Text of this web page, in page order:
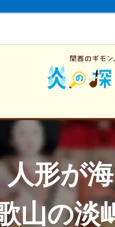
人形が
山の淡